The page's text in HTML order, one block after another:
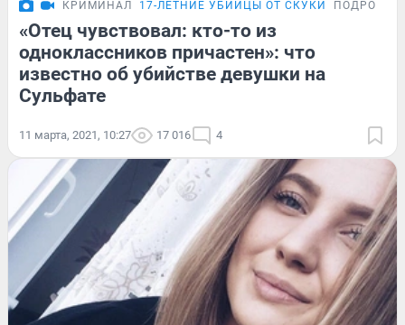
КРИМИНАЛ 17-ЛЕТНИЕ УБИЙЦЫ ОТ СКУКИ
«Отец чувствовал: кто-то из
одноклассников причастен»: что
известно об убийстве девушки на
Сульфате
11 марта, 2021, 10:27 17 016 4